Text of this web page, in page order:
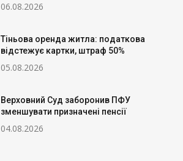
06.08.2026
Тіньова оренда житла: податкова
відстежує картки, штраф 50%
05.08.2026
Верховний Суд заборонив ПФУ
зменшувати призначені пенсії
04.08.2026